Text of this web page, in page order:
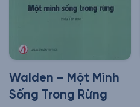
Walden – Một Mình
Sống Trong Rừng